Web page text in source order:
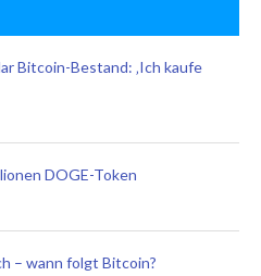
Bitcoin-Bestand: ‚Ich kaufe
DOGE-Token
– wann folgt Bitcoin?